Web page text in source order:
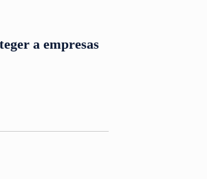
a empresas